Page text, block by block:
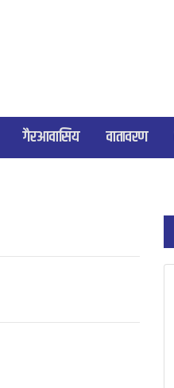
गैरआवासिय वातावरण